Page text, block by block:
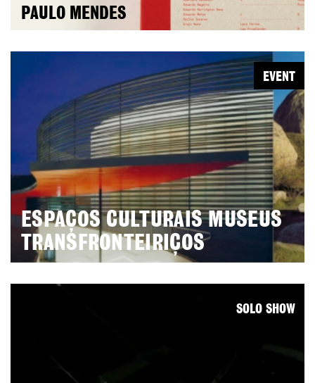
PAULO MENDES
ESPAÇOS CULTURAIS MUSEUS
TRANSFRONTEIRIÇOS
EVENT
SOLO SHOW